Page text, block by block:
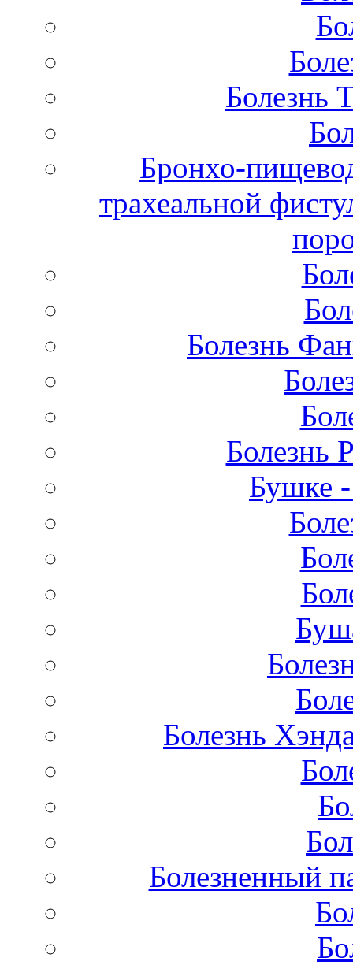
Болезнь
Бронхо-
трахеальной
Болезнь
Болезнь
Бушке
Болезнь
Болезненный